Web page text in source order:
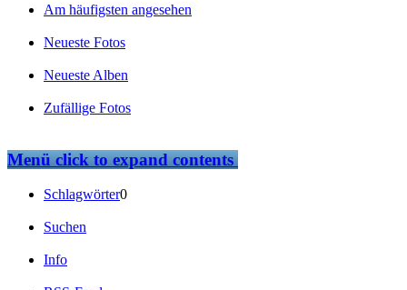
Am häufigsten angesehen
Neueste Fotos
Neueste Alben
Zufällige Fotos
Menüclick to expand contents
Schlagwörter0
Suchen
Info